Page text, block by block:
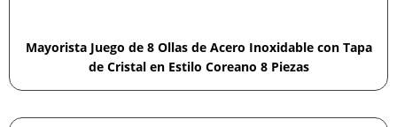
Mayorista Juego de 8 Ollas de Acero Inoxidable con Tapa
de Cristal en Estilo Coreano 8 Piezas